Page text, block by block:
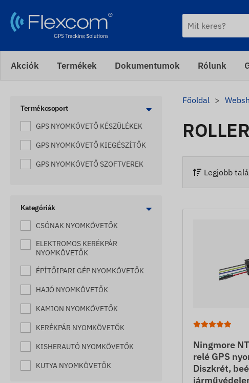
Akciók Termékek Dokumentumok Rólunk
Termékcsoport
GPS NYOMKÖVETŐ KÉSZÜLÉKEK
GPS NYOMKÖVETŐ KIEGÉSZÍTŐK
GPS NYOMKÖVETŐ SZOFTVEREK
Kategóriák
CSÓNAK NYOMKÖVETŐK
ELEKTROMOS KERÉKPÁR
NYOMKÖVETŐK
ÉPÍTŐIPARI GÉP NYOMKÖVETŐK
HAJÓ NYOMKÖVETŐK
KAMION NYOMKÖVETŐK
KERÉKPÁR NYOMKÖVETŐK
KISHERAUTÓ NYOMKÖVETŐK
KUTYA NYOMKÖVETŐK
Főoldal
Legjobb
Ningmore
relé GPS
Diszkrét,